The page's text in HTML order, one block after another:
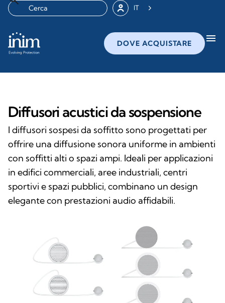
IT
DOVE ACQUISTARE menu
Diffusori acustici da sospensione
I diffusori sospesi da soffitto sono progettati per
offrire una diffusione sonora uniforme in ambienti
con soffitti alti o spazi ampi. Ideali per applicazioni
in edifici commerciali, aree industriali, centri
sportivi e spazi pubblici, combinano un design
elegante con prestazioni audio affidabili.